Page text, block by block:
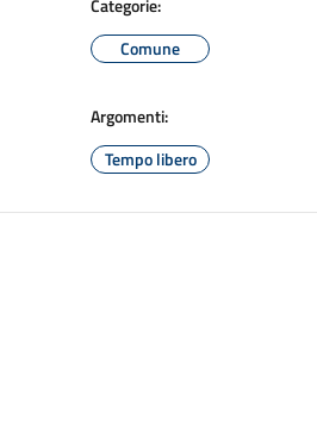
Categorie:
Comune
Argomenti:
Tempo libero